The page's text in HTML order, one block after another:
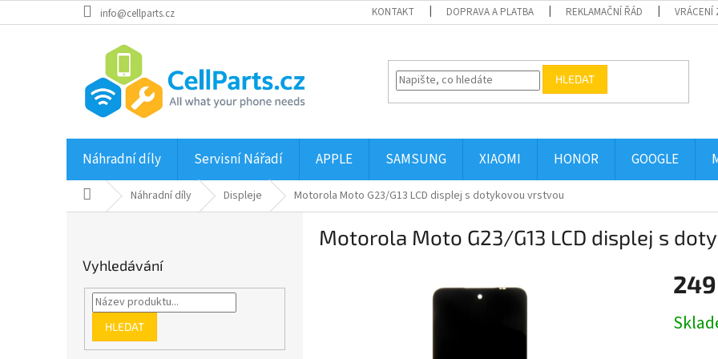
na
info@cellparts.cz KONTAKT DOPRAVA A PLATBA REKLAMAČNÍ ŘÁD VRÁCENÍ
HLEDAT
Náhradní díly Servisní Nářadí APPLE SAMSUNG XIAOMI HONOR GOOGLE
Domů Náhradní díly Displeje Motorola Moto G23/G13 LCD displej s dotykovou vrstvou
Vyhledávání
HLEDAT
Motorola Moto G23/G13 LCD displej s
cena: